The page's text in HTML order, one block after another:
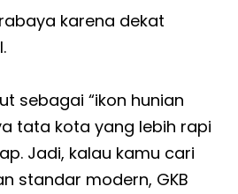
karena dekat
sebagai “ikon hunian
tata kota yang lebih rapi
Jadi, kalau kamu cari
standar modern, GKB